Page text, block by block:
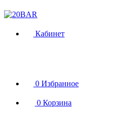
Кабинет
0 Избранное
0 Корзина